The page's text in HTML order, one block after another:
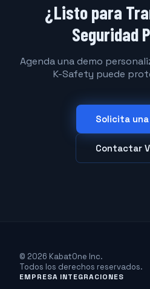
¿Listo para
Seguridad
Agenda una demo
K-Safety puede
Solicita una
Contactar
© 2026 KabatOne Inc.
Todos los derechos reservados.
EMPRESA INTEGRACIONES